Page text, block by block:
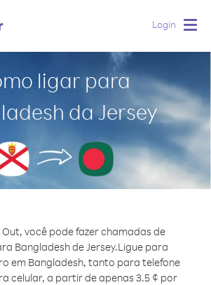
Login
ligar para
da Jersey
Out, você pode fazer chamadas de
Bangladesh de Jersey.Ligue para
em Bangladesh, tanto para telefone
celular, a partir de apenas 3.5 ¢ por